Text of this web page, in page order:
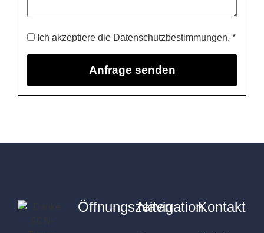
Ich akzeptiere die Datenschutzbestimmungen. *
Öffnungszeiten
NavigationKontakt